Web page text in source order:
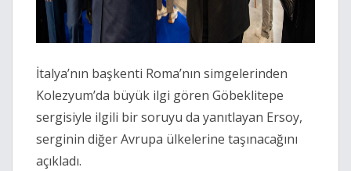
İtalya’nın başkenti Roma’nın simgelerinden
Kolezyum’da büyük ilgi gören Göbeklitepe
sergisiyle ilgili bir soruyu da yanıtlayan Ersoy,
serginin diğer Avrupa ülkelerine taşınacağını
açıkladı.